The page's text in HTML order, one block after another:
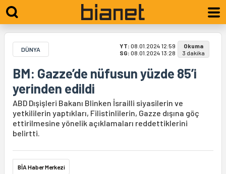
DÜNYA YT: 08.01.2024 12:59
SG: 08.01.2024 13:28
Okuma
3 dakika
BM: Gazze’de nüfusun yüzde 85’i
yerinden edildi
ABD Dışişleri Bakanı Blinken İsrailli siyasilerin ve
yetkililerin yaptıkları, Filistinlilerin, Gazze dışına göç
ettirilmesine yönelik açıklamaları reddettiklerini
belirtti.
BİA Haber Merkezi